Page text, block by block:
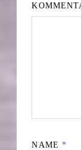
NAME *